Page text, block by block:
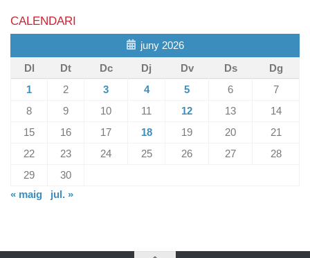
CALENDARI
juny 2026
Dl
Dt Dc Dj Dv Ds
Dg
1
2 3 4 5 6
7
8
9 10 11 12 13
14
15
16 17 18 19 20
21
22
23 24 25 26 27
28
29
30
« maig
jul. »